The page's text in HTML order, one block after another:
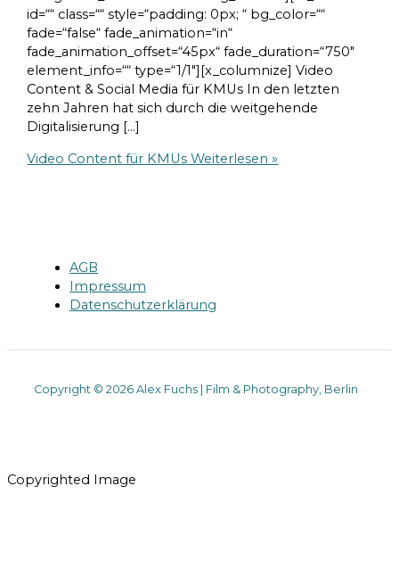
id=““ class=““ style=“padding: 0px; “ bg_color=““
fade=“false“ fade_animation=“in“
fade_animation_offset=“45px“ fade_duration=“750″
element_info=““ type=“1/1″][x_columnize] Video
Content & Social Media für KMUs In den letzten
zehn Jahren hat sich durch die weitgehende
Digitalisierung […]
Video Content für KMUs Weiterlesen »
AGB
Impressum
Datenschutzerklärung
Copyright © 2026 Alex Fuchs | Film & Photography, Berlin
Copyrighted Image